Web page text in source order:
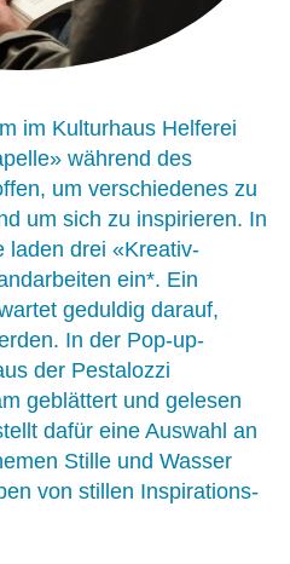
im Kulturhaus Helferei
während des
um verschiedenes zu
um sich zu inspirieren. In
laden drei «Kreativ-
ein*. Ein
geduldig darauf,
In der Pop-up-
der Pestalozzi
geblättert und gelesen
dafür eine Auswahl an
Stille und Wasser
von stillen Inspirations-